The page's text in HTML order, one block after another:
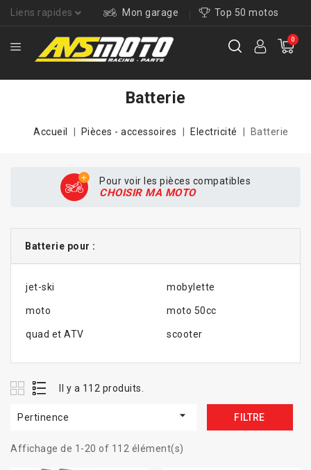
Liens rapides Mon garage Top 50 motos
0
Batterie
Accueil Pièces - accessoires Electricité Batterie
Pour voir les pièces compatibles
CHOISIR MA MOTO
Batterie pour :
jet-ski mobylette
moto moto 50cc
quad et ATV scooter
Il y a 112 produits.
Pertinence  FILTRE
Affichage de 1-20 of 112 élément(s)